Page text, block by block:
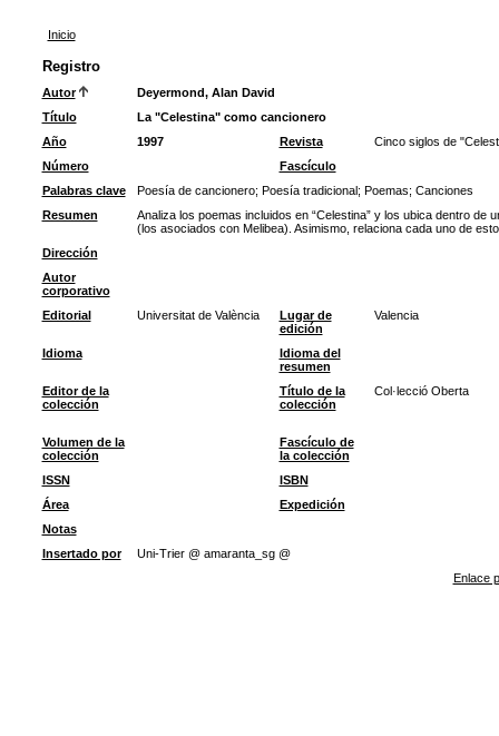
Inicio
Registro
Autor
Deyermond, Alan David
Título
La "Celestina" como cancionero
Año
1997 Revista
Cinco siglos de
Número
Fascículo
Palabras clave
Poesía de cancionero; Poesía tradicional; Poemas; Canciones
Resumen
Analiza los poemas incluidos en “Celestina” y los ubica dentro
(los asociados con Melibea). Asimismo, relaciona cada uno de
Dirección
Autor
corporativo
Editorial
Universitat de València
Lugar de
edición
Valencia
Idioma
Idioma del
resumen
Editor de la
colección
Título de la
colección
Col·lecció Oberta
Volumen de la
colección
Fascículo de
la colección
ISSN
ISBN
Área
Expedición
Notas
Insertado por
Uni-Trier @ amaranta_sg @
Enlace